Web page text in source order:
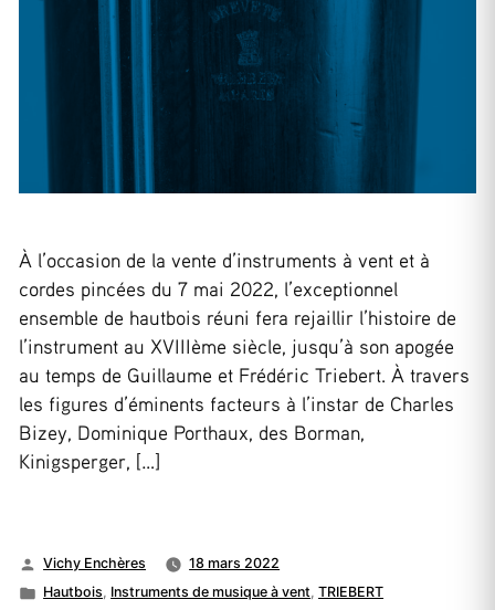
À l’occasion de la vente d’instruments à vent et à
cordes pincées du 7 mai 2022, l’exceptionnel
ensemble de hautbois réuni fera rejaillir l’histoire de
l’instrument au XVIIIème siècle, jusqu’à son apogée
au temps de Guillaume et Frédéric Triebert. À travers
les figures d’éminents facteurs à l’instar de Charles
Bizey, Dominique Porthaux, des Borman,
Kinigsperger, […]
Publié
par
Vichy Enchères
18 mars 2022
Publié
Hautbois, Instruments de musique à vent,TRIEBERT